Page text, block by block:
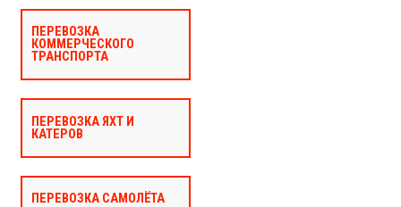
ПЕРЕВОЗКА
КОММЕРЧЕСКОГО
ТРАНСПОРТА
ПЕРЕВОЗКА ЯХТ И
КАТЕРОВ
ПЕРЕВОЗКА САМОЛЁТА